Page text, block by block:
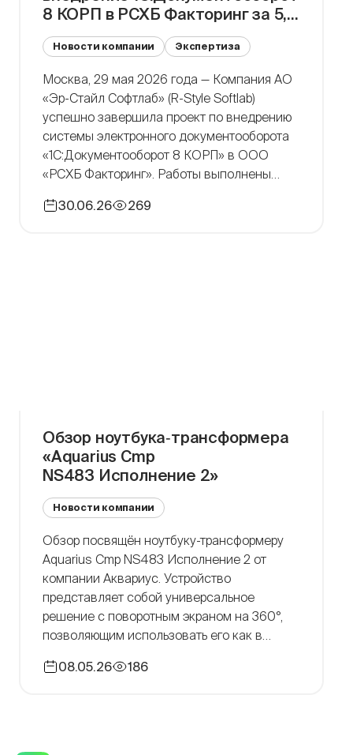
8 КОРП в РСХБ Факторинг за 5,5
месяцев
Новости компании Экспертиза
Москва, 29 мая 2026 года — Компания АО
«Эр-Стайл Софтлаб» (R-Style Softlab)
успешно завершила проект по внедрению
системы электронного документооборота
«1С:Документооборот 8 КОРП» в ООО
«РСХБ Факторинг». Работы выполнены
точном соответствии с графиком — с 16
30.06.26 269
Обзор ноутбука‑трансформера
«Aquarius Cmp
NS483 Исполнение 2»
Новости компании
Обзор посвящён ноутбуку-трансформеру
Aquarius Cmp NS483 Исполнение 2 от
компании Аквариус. Устройство
представляет собой универсальное
решение с поворотным экраном на 360°,
позволяющим использовать его как в
ориентирована на выполнение офисных
08.05.26 186